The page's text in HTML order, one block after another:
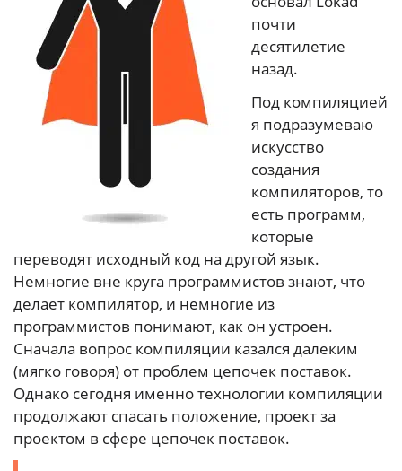
почти
десятилетие
назад.
Под компиляцией
я подразумеваю
искусство
создания
компиляторов, то
есть программ,
которые
переводят исходный код на другой язык.
Немногие вне круга программистов знают, что
делает компилятор, и немногие из
программистов понимают, как он устроен.
Сначала вопрос компиляции казался далеким
(мягко говоря) от проблем цепочек поставок.
Однако сегодня именно технологии компиляции
продолжают спасать положение, проект за
проектом в сфере цепочек поставок.